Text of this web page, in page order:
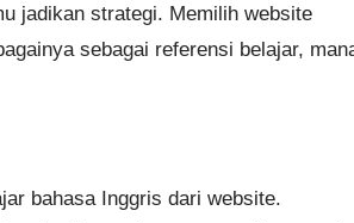
jadikan strategi. Memilih website
sebagai referensi belajar,
bahasa Inggris dari website.